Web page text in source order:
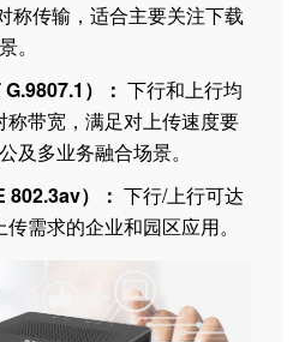
称传输，适合主要关注下载
。
）： 下行和上行均
称带宽，满足对上传速度要
及多业务融合场景。
802.3av）： 下行/上行可达
需求的企业和园区应用。